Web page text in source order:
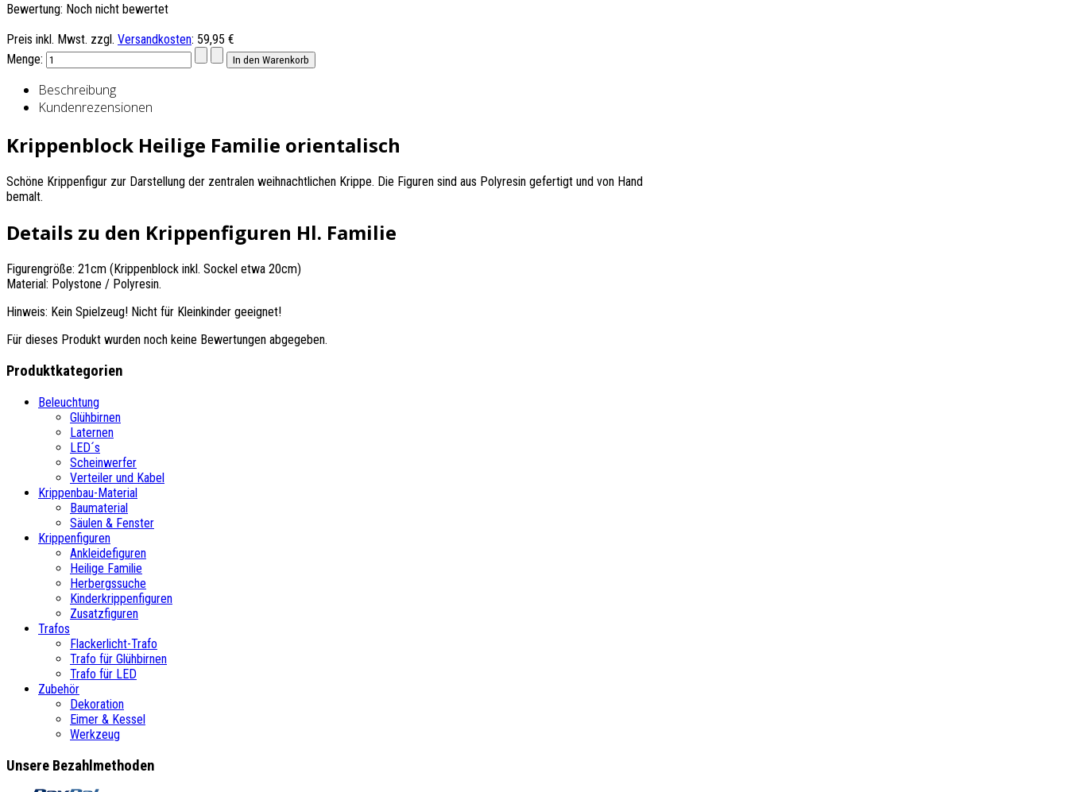
Bewertung: Noch nicht bewertet
Preis inkl. Mwst. zzgl. Versandkosten: 59,95 €
Menge:
Beschreibung
Kundenrezensionen
Krippenblock Heilige Familie orientalisch
Schöne Krippenfigur zur Darstellung der zentralen weihnachtlichen Krippe. Die Figuren sind aus Polyresin gefertigt und von Hand
bemalt.
Details zu den Krippenfiguren Hl. Familie
Figurengröße: 21cm (Krippenblock inkl. Sockel etwa 20cm)
Material: Polystone / Polyresin.
Hinweis: Kein Spielzeug! Nicht für Kleinkinder geeignet!
Für dieses Produkt wurden noch keine Bewertungen abgegeben.
Produktkategorien
Beleuchtung
Glühbirnen
Laternen
LED´s
Scheinwerfer
Verteiler und Kabel
Krippenbau-Material
Baumaterial
Säulen & Fenster
Krippenfiguren
Ankleidefiguren
Heilige Familie
Herbergssuche
Kinderkrippenfiguren
Zusatzfiguren
Trafos
Flackerlicht-Trafo
Trafo für Glühbirnen
Trafo für LED
Zubehör
Dekoration
Eimer & Kessel
Werkzeug
Unsere Bezahlmethoden